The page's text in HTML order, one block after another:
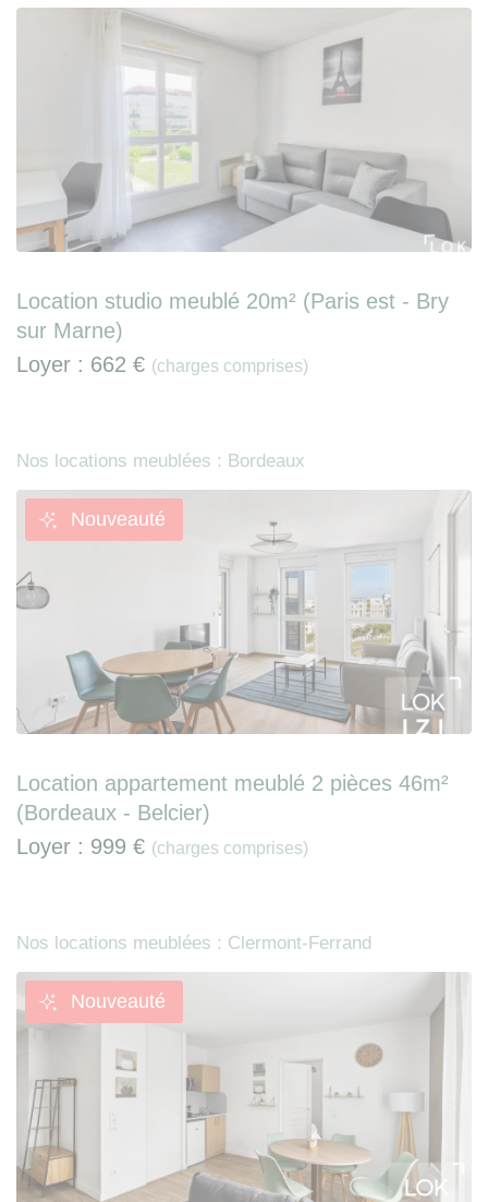
Location studio meublé 20m² (Paris est - Bry
sur Marne)
Loyer : 662 € (charges comprises)
Nos locations meublées : Bordeaux
Nouveauté
Location appartement meublé 2 pièces 46m²
(Bordeaux - Belcier)
Loyer : 999 € (charges comprises)
Nos locations meublées : Clermont-Ferrand
Nouveauté